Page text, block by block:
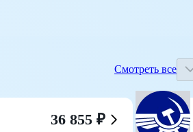
Смотреть все
36 855 ₽